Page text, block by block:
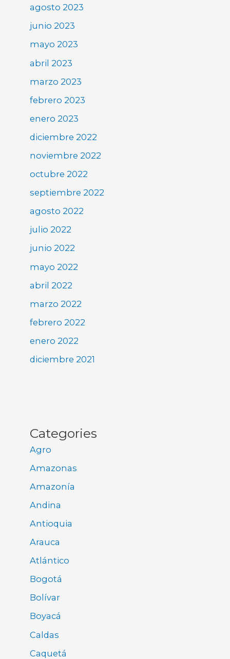
agosto 2023
junio 2023
mayo 2023
abril 2023
marzo 2023
febrero 2023
enero 2023
diciembre 2022
noviembre 2022
octubre 2022
septiembre 2022
agosto 2022
julio 2022
junio 2022
mayo 2022
abril 2022
marzo 2022
febrero 2022
enero 2022
diciembre 2021
Categories
Agro
Amazonas
Amazonía
Andina
Antioquia
Arauca
Atlántico
Bogotá
Bolívar
Boyacá
Caldas
Caquetá